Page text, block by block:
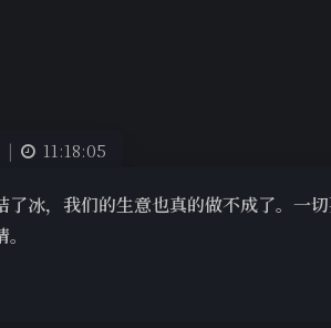
| 11:18:05
了冰，我们的生意也真的做不成了。一
。